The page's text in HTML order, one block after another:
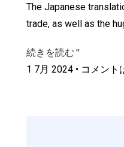
The Japanese
trade, as well as the
続きを読む "
1 7月 2024 コメント